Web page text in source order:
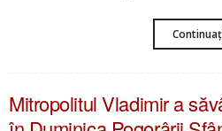
Mitropolitul Vladimir a